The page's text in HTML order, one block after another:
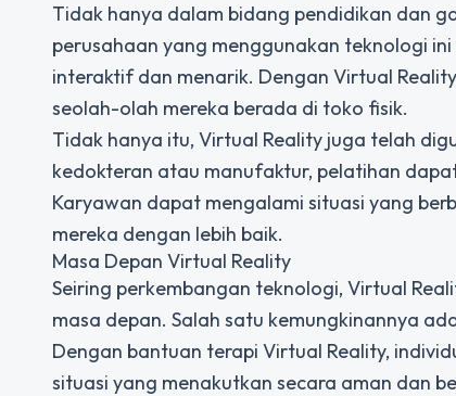
Tidak hanya dalam bidang pendidikan dan
perusahaan yang menggunakan teknologi
interaktif dan menarik. Dengan Virtual
seolah-olah mereka berada di toko fisik.
Tidak hanya itu, Virtual Reality juga telah
kedokteran atau manufaktur, pelatihan
Karyawan dapat mengalami situasi yang
mereka dengan lebih baik.
Masa Depan Virtual Reality
Seiring perkembangan teknologi, Virtual
masa depan. Salah satu kemungkinannya
Dengan bantuan terapi Virtual Reality,
situasi yang menakutkan secara aman dan